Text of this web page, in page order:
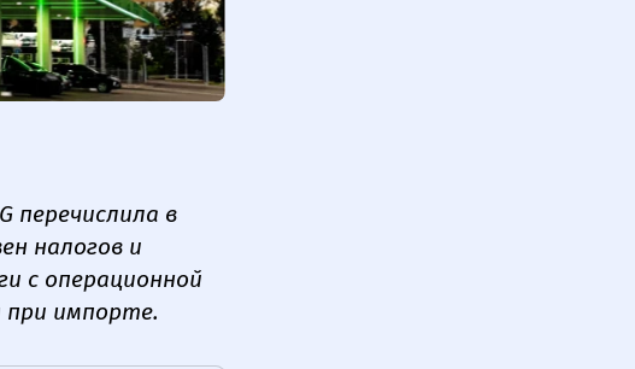
перечислила в
налогов и
с операционной
при импорте.